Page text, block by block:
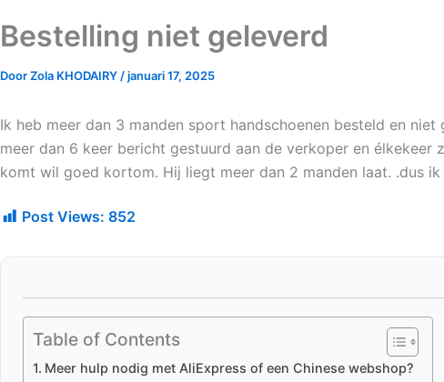
Bestelling niet geleverd
DoorZola KHODAIRY /januari 17, 2025
Ik heb meer dan 3 manden sport handschoenen besteld en niet
meer dan 6 keer bericht gestuurd aan de verkoper en élkekeer
komt wil goed kortom. Hij liegt meer dan 2 manden laat. .dus
Post Views: 852
Table of Contents
Meer hulp nodig met AliExpress of een Chinese webshop?